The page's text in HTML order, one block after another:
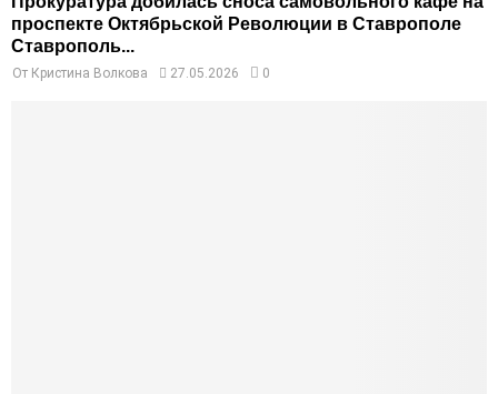
проспекте Октябрьской Революции в Ставрополе
Ставрополь...
От Кристина Волкова 27.05.2026 0